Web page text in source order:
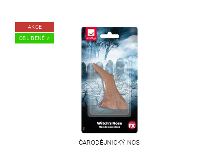
AKCE
OBLÍBENÉ ⭐️
ČARODĚJNICKÝ NOS